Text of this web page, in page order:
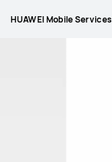
HUAWEI Mobile Services